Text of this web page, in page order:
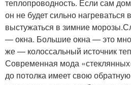
теплопроводность. Если сам
он не будет сильно нагреваться
выстужаться в зимние
— окна. Большие окна — это
же — колоссальный источник
Современная мода
до потолка имеет свою